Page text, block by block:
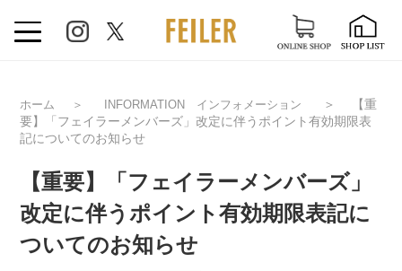
ホーム ＞ INFORMATION インフォメーション ＞
【重
要】「フェイラーメンバーズ」改定に伴うポイント有効期限表
記についてのお知らせ
【重要】「フェイラーメンバーズ」
改定に伴うポイント有効期限表記に
ついてのお知らせ